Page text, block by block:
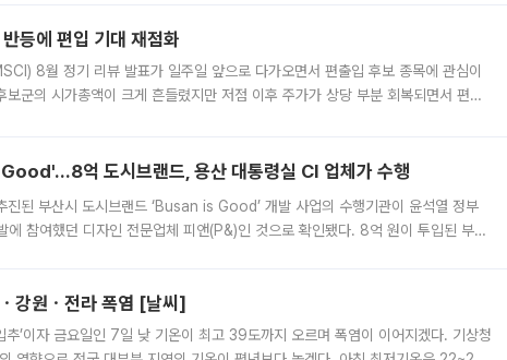
등에 편입 기대 재점화
8월 정기 리뷰 발표가 일주일 앞으로 다가오면서 편출입 후보 종목에 관심이
보군의 시가총액이 크게 흔들렸지만 저점 이후 주가가 상당 부분 회복되면서 편입
억 도시브랜드, 용산 대통령실 CI 업체가 수행
진된 부산시 도시브랜드 ‘Busan is Good’ 개발 사업의 수행기관이 윤석열 정부
에 참여했던 디자인 전문업체 피앤(P&)인 것으로 확인됐다. 8억 원이 투입된 부산
강원ㆍ전라 폭염 [날씨]
추’이자 금요일인 7일 낮 기온이 최고 39도까지 오르며 폭염이 이어지겠다. 기상청